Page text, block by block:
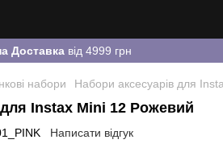
Доставка від 4999 грн
набори Набори аксесуарів для
для Instax Mini 12 Рожевий
Написати відгук